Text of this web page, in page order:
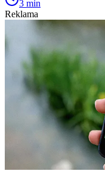
3 min
Reklama